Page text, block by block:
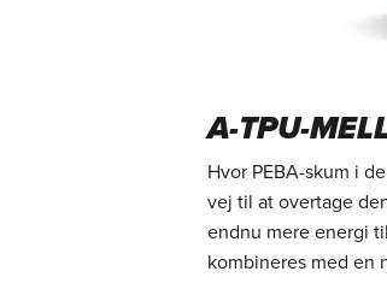
A-TPU-
Hvor PEBA-skum i
vej til at overtage
endnu mere energi
kombineres med en